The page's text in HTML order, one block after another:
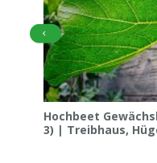
Hochbeet
3) | Treibhaus,